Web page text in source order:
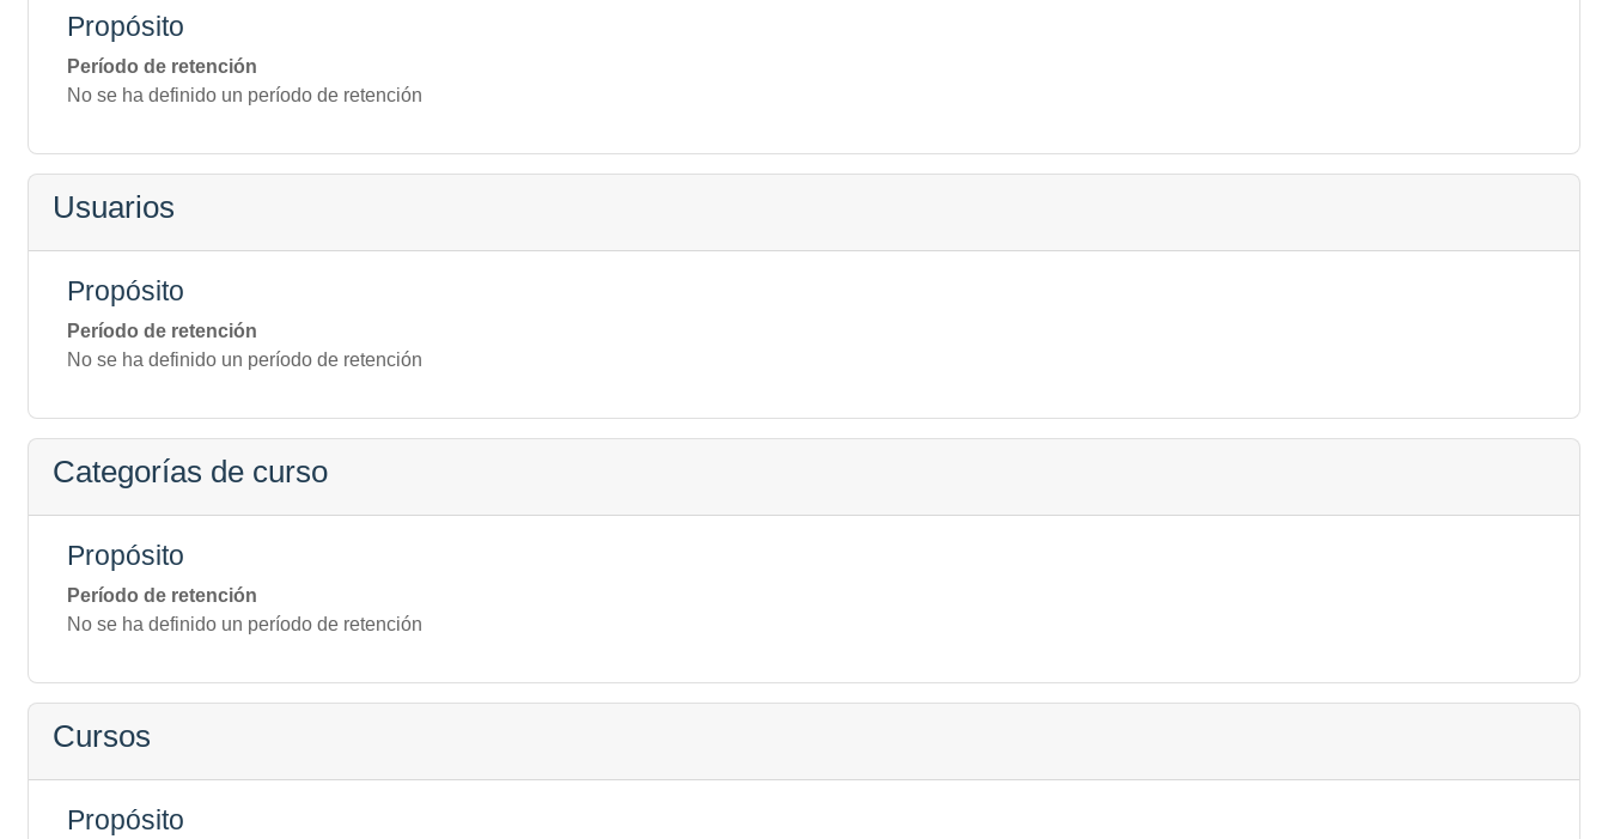
Propósito
Período de retención
No se ha definido un período de retención
Usuarios
Propósito
Período de retención
No se ha definido un período de retención
Categorías de curso
Propósito
Período de retención
No se ha definido un período de retención
Cursos
Propósito